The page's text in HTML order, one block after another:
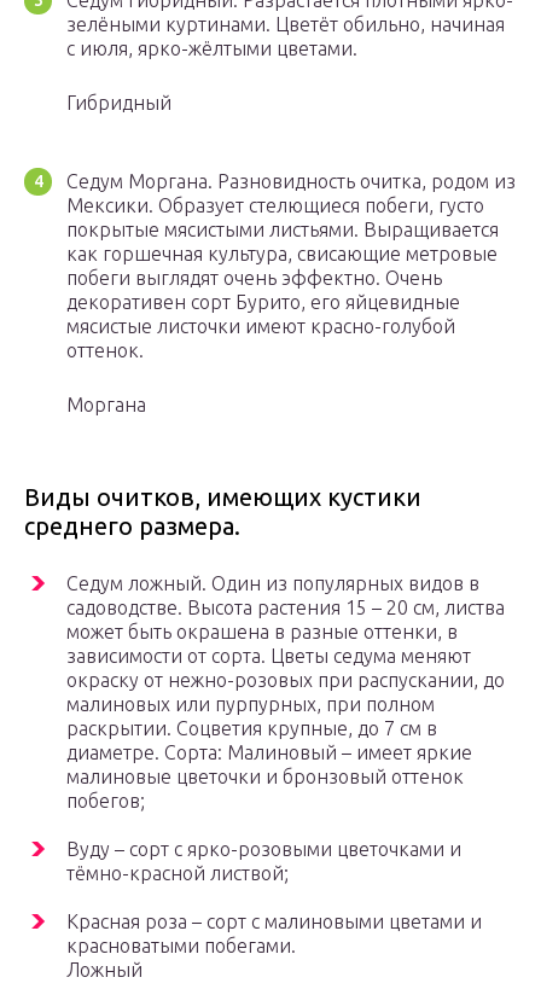
зелёными куртинами. Цветёт обильно, начиная
с июля, ярко-жёлтыми цветами.
Гибридный
Седум Моргана. Разновидность очитка, родом из
Мексики. Образует стелющиеся побеги, густо
покрытые мясистыми листьями. Выращивается
как горшечная культура, свисающие метровые
побеги выглядят очень эффектно. Очень
декоративен сорт Бурито, его яйцевидные
мясистые листочки имеют красно-голубой
оттенок.
Моргана
Виды очитков, имеющих кустики
среднего размера.
Седум ложный. Один из популярных видов в
садоводстве. Высота растения 15 – 20 см, листва
может быть окрашена в разные оттенки, в
зависимости от сорта. Цветы седума меняют
окраску от нежно-розовых при распускании, до
малиновых или пурпурных, при полном
раскрытии. Соцветия крупные, до 7 см в
диаметре. Сорта: Малиновый – имеет яркие
малиновые цветочки и бронзовый оттенок
побегов;
Вуду – сорт с ярко-розовыми цветочками и
тёмно-красной листвой;
Красная роза – сорт с малиновыми цветами и
красноватыми побегами.
Ложный